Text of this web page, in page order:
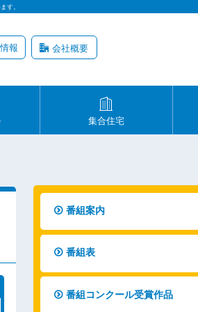
す。
報 会社概要
集合住宅
番組案内
番組表
番組コンクール受賞作品